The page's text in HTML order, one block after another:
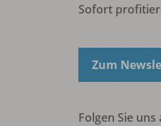
Sofort
Zum
Folgen Sie